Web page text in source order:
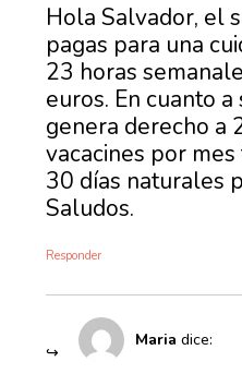
Hola Salvador, el
pagas para una
23 horas
euros. En cuanto a
genera derecho a
vacacines por
30 días naturales
Saludos.
Responder
Maria dice: